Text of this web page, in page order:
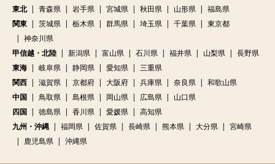
東北
青森県 岩手県 宮城県 秋田県 山形県
福島県
関東
茨城県 栃木県 群馬県 埼玉県 千葉県
東京都
神奈川県
甲信越・北陸
新潟県 富山県 石川県 福井県 山梨県
長野県
東海
岐阜県 静岡県 愛知県
三重県
関西
滋賀県 京都府 大阪府 兵庫県 奈良県
和歌山県
中国
鳥取県 島根県 岡山県 広島県
山口県
四国
徳島県 香川県 愛媛県
高知県
九州・沖縄
福岡県 佐賀県 長崎県 熊本県 大分県
宮崎県
鹿児島県
沖縄県